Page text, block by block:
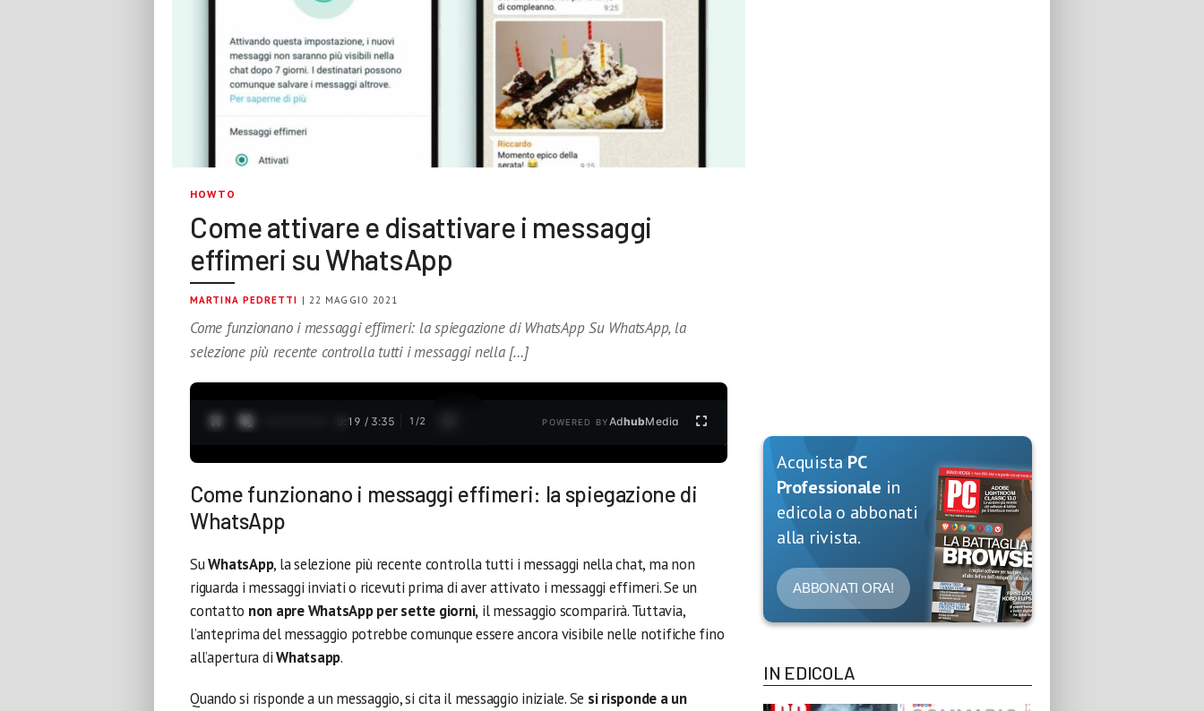
HOWTO
Come attivare e disattivare i messaggi
effimeri su WhatsApp
MARTINA PEDRETTI | 22 MAGGIO 2021
Come funzionano i messaggi effimeri: la spiegazione di WhatsApp Su WhatsApp, la
selezione più recente controlla tutti i messaggi nella […]
0:20 / 3:35 1 /2 POWERED BYAdhubMedia
Come funzionano i messaggi effimeri: la spiegazione di
WhatsApp
SuWhatsApp, la selezione più recente controlla tutti i messaggi nella chat, ma non
riguarda i messaggi inviati o ricevuti prima di aver attivato i messaggi effimeri. Se un
contatto non apre WhatsApp per sette giorni, il messaggio scomparirà. Tuttavia,
l’anteprima del messaggio potrebbe comunque essere ancora visibile nelle notifiche fino
all’apertura diWhatsapp.
Quando si risponde a un messaggio, si cita il messaggio iniziale. Se si risponde a un
Acquista PC
Professionale in
edicola o abbonati
alla rivista.
ABBONATI ORA!
IN EDICOLA